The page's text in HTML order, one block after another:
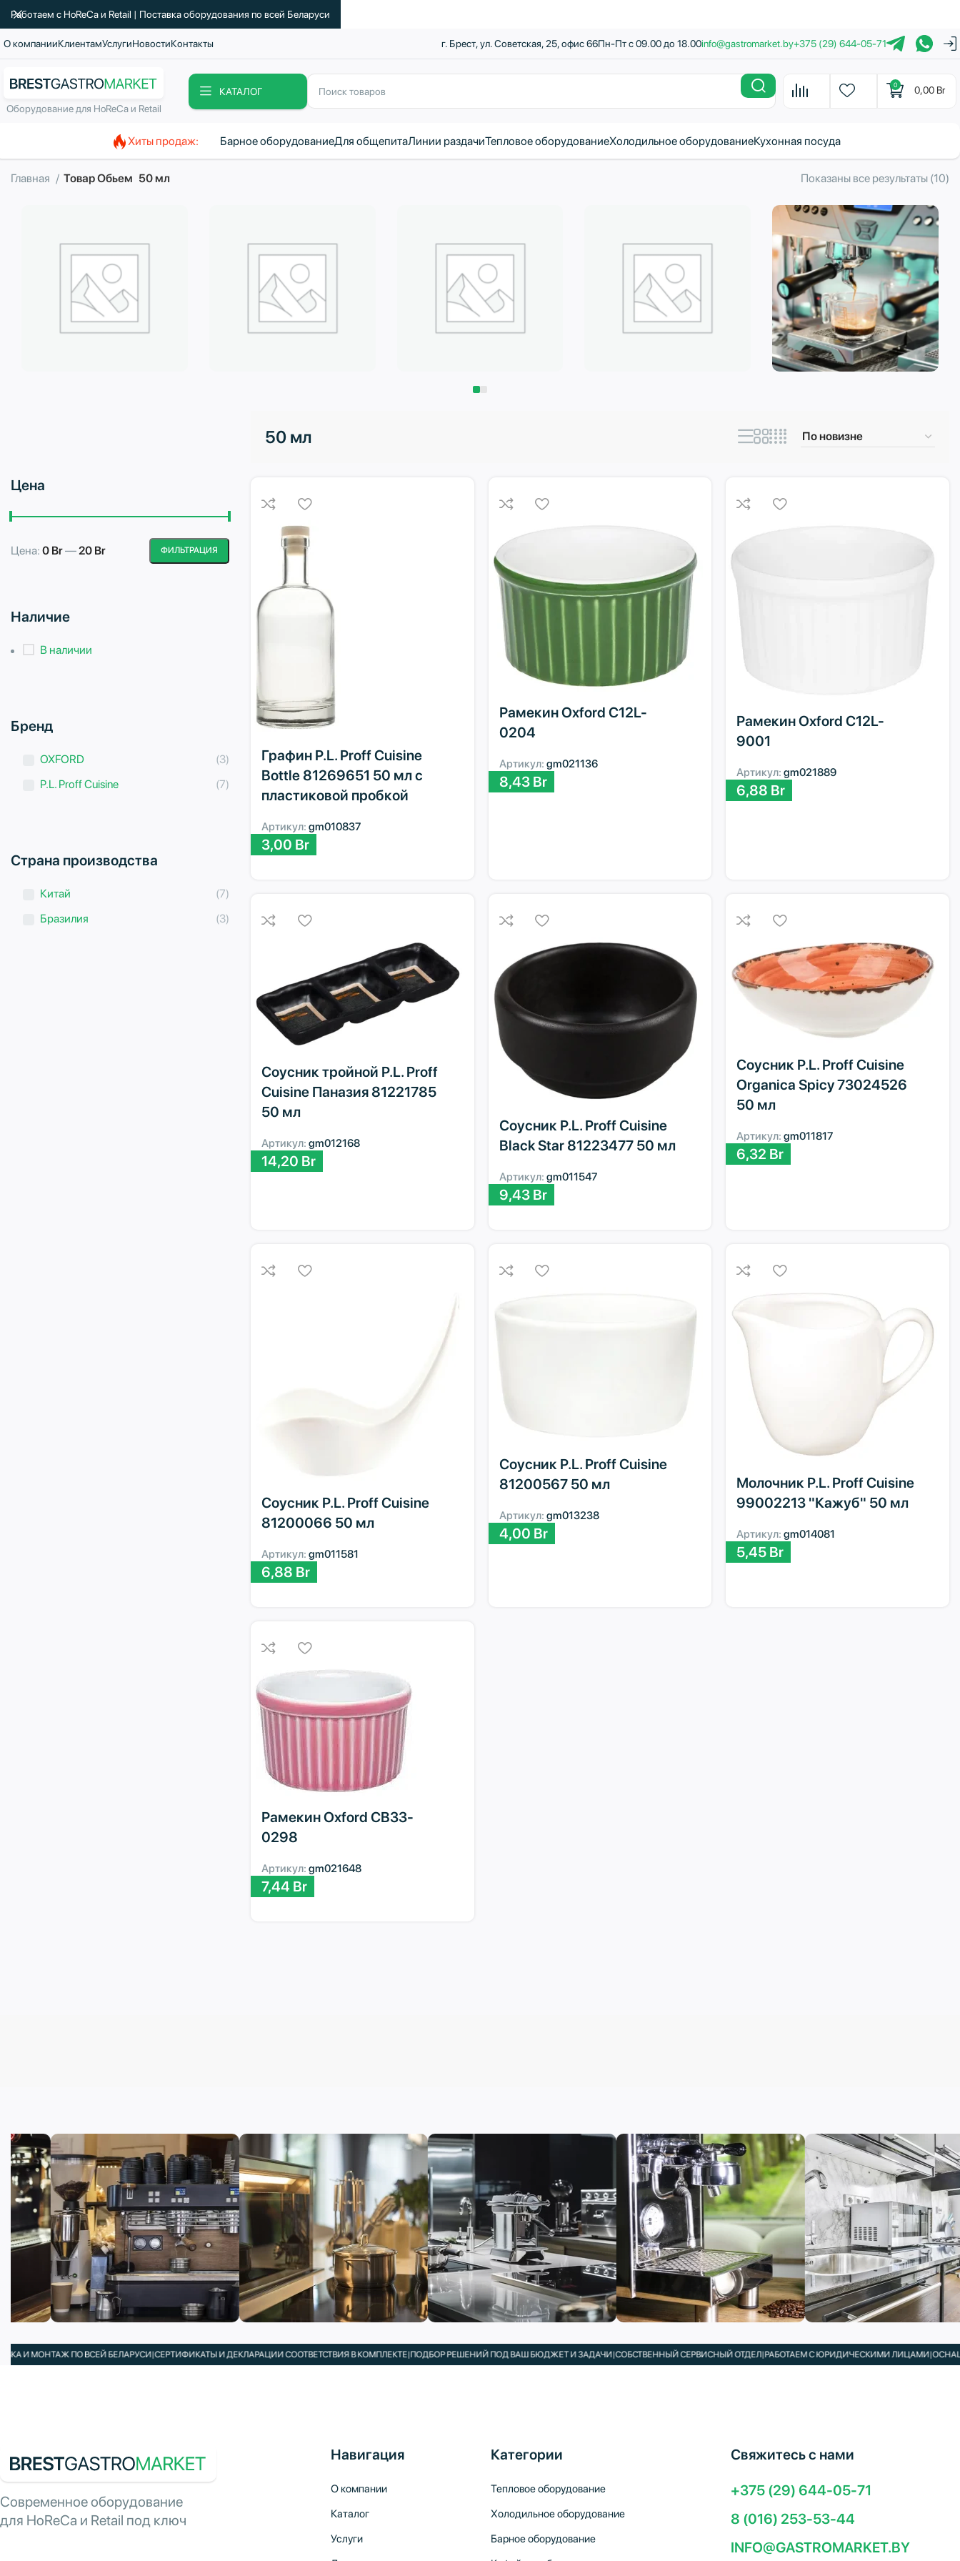
О компанииКлиентамУслугиНовостиКонтакты г. Брест, ул. Советская, 25, офис 66Пн-Пт с 09.00 до 18.00info@gastromarket.by+375 (29) 644-05-71
Оборудование для HoReCa и Retail
КАТАЛОГ
0 0,00 Br
Хиты продаж: Барное оборудованиеДля общепитаЛинии раздачиТепловое оборудованиеХолодильное оборудованиеКухонная посуда
Главная Товар Обьем 50 мл Показаны все результаты (10)
Цена
Минимальная
Максимальная
ФИЛЬТРАЦИЯ
Цена: 0 Br—20 Br
Наличие
В наличии
Бренд
OXFORD
(3)
P.L. Proff Cuisine
(7)
Страна производства
Китай
(7)
Бразилия
(3)
50 мл
Графин P.L. Proff Cuisine
Bottle 81269651 50 мл с
пластиковой пробкой
Артикул: gm010837
3,00 Br
Рамекин Oxford C12L-
0204
Артикул: gm021136
8,43 Br
Рамекин Oxford C12L-
9001
Артикул:gm021889
6,88 Br
Соусник тройной P.L. Proff
Cuisine Паназия 81221785
50 мл
Артикул: gm012168
14,20 Br
Соусник P.L. Proff Cuisine
Black Star 81223477 50 мл
Артикул: gm011547
9,43 Br
Соусник P.L. Proff Cuisine
Organica Spicy 73024526
50 мл
Артикул:gm011817
6,32 Br
Соусник P.L. Proff Cuisine
81200066 50 мл
Артикул: gm011581
6,88 Br
Соусник P.L. Proff Cuisine
81200567 50 мл
Артикул: gm013238
4,00 Br
Молочник P.L. Proff Cuisine
99002213 "Кажуб" 50 мл
Артикул:gm014081
5,45 Br
Рамекин Oxford CB33-
0298
Артикул: gm021648
7,44 Br
ПО ВСЕЙ БЕЛАРУСИ|СЕРТИФИКАТЫ И ДЕКЛАРАЦИИ СООТВЕТСТВИЯ В КОМПЛЕКТЕ|ПОДБОР РЕШЕНИЙ ПОД ВАШ БЮДЖЕТ И ЗАДАЧИ|СОБСТВЕННЫЙ СЕРВИСНЫЙ ОТДЕЛ|РАБОТАЕМ С ЮРИДИЧЕСКИМИ ЛИЦАМИ| ОСНАЩАЕМ
Современное оборудование
для HoReCa и Retail под ключ
Навигация
О компании
Каталог
Услуги
Категории
Тепловое оборудование
Холодильное оборудование
Барное оборудование
Свяжитесь с нами
+375 (29) 644-05-71
8 (016) 253-53-44
INFO@GASTROMARKET.BY
Работаем с HoReCa и Retail | Поставка оборудования по всей Беларуси